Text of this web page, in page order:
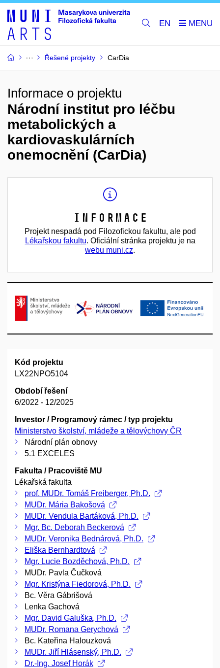
EN
Řešené projekty CarDia
Informace o projektu
Národní institut pro léčbu
metabolických a
kardiovaskulárních
onemocnění (CarDia)
Informace
Projekt nespadá pod Filozofickou fakultu, ale pod
Lékařskou fakultu. Oficiální stránka projektu je na
webu muni.cz.
Kód projektu
LX22NPO5104
Období řešení
6/2022 - 12/2025
Investor / Programový rámec / typ projektu
Ministerstvo školství, mládeže a tělovýchovy ČR
Národní plán obnovy
5.1 EXCELES
Fakulta / Pracoviště MU
Lékařská fakulta
prof. MUDr. Tomáš Freiberger, Ph.D.
MUDr. Mária Bakošová
MUDr. Vendula Bartáková, Ph.D.
Mgr. Bc. Deborah Beckerová
MUDr. Veronika Bednárová, Ph.D.
Eliška Bernhardtová
Mgr. Lucie Bozděchová, Ph.D.
MUDr. Pavla Čučková
Mgr. Kristýna Fiedorová, Ph.D.
Bc. Věra Gábrišová
Lenka Gachová
Mgr. David Galuška, Ph.D.
MUDr. Romana Gerychová
Bc. Kateřina Halouzková
MUDr. Jiří Hlásenský, Ph.D.
Dr.-Ing. Josef Horák